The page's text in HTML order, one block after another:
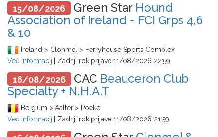
15/08/2026 Green Star Hound
Association of Ireland - FCI Grps 4,6
& 10
Ireland > Clonmel > Ferryhouse Sports Complex
Več informacij
| Zadnji rok prijave 11/08/2026 22:59
16/08/2026 CAC Beauceron Club
Specialty + N.H.A.T
Belgium > Aalter > Poeke
Več informacij
| Zadnji rok prijave 11/08/2026 21:59